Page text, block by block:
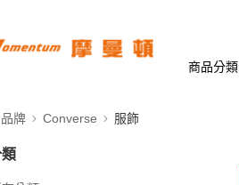
商品分類
品牌 Converse 服飾